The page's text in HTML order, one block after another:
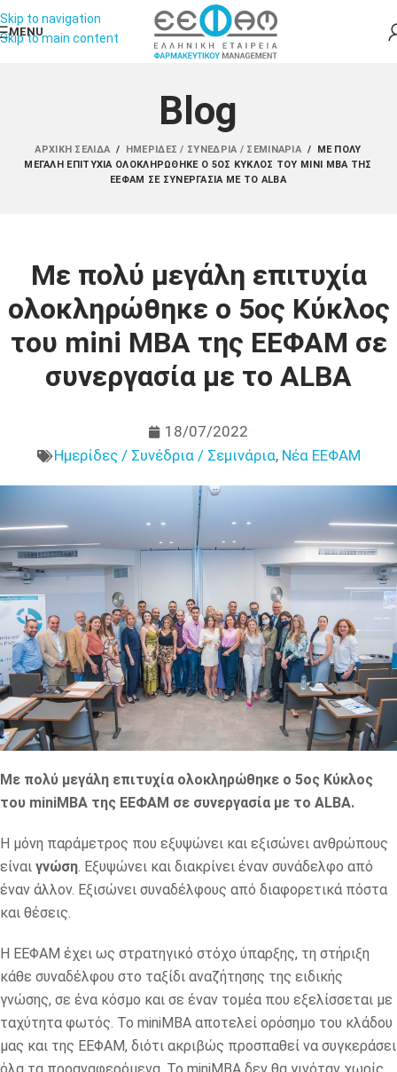
Skip to navigation
Skip to main content
MENU
Blog
ΑΡΧΙΚΉ ΣΕΛΊΔΑ / ΗΜΕΡΊΔΕΣ / ΣΥΝΈΔΡΙΑ / ΣΕΜΙΝΆΡΙΑ /
ΜΕ ΠΟΛΎ
ΜΕΓΆΛΗ ΕΠΙΤΥΧΊΑ ΟΛΟΚΛΗΡΏΘΗΚΕ Ο 5ΟΣ ΚΎΚΛΟΣ ΤΟΥ MINI MBA ΤΗΣ
ΕΕΦΑΜ ΣΕ ΣΥΝΕΡΓΑΣΊΑ ΜΕ ΤΟ ALBA
Με πολύ μεγάλη επιτυχία
ολοκληρώθηκε ο 5ος Κύκλος
του mini MBA της ΕΕΦΑΜ σε
συνεργασία με το ALBA
18/07/2022
Ημερίδες / Συνέδρια / Σεμινάρια, Νέα ΕΕΦΑΜ
Με πολύ μεγάλη επιτυχία ολοκληρώθηκε ο 5ος Κύκλος
του miniMBA της ΕΕΦΑΜ σε συνεργασία με το ALBA.
Η μόνη παράμετρος που εξυψώνει και εξισώνει ανθρώπους
είναι γνώση . Εξυψώνει και διακρίνει έναν συνάδελφο από
έναν άλλον. Εξισώνει συναδέλφους από διαφορετικά πόστα
και θέσεις.
Η ΕΕΦΑΜ έχει ως στρατηγικό στόχο ύπαρξης, τη στήριξη
κάθε συναδέλφου στο ταξίδι αναζήτησης της ειδικής
γνώσης, σε ένα κόσμο και σε έναν τομέα που εξελίσσεται με
ταχύτητα φωτός. Το miniMBA αποτελεί ορόσημο του κλάδου
μας και της ΕΕΦΑΜ, διότι ακριβώς προσπαθεί να συγκεράσει
όλα τα προαναφερόμενα. Το miniMBA δεν θα γινόταν χωρίς